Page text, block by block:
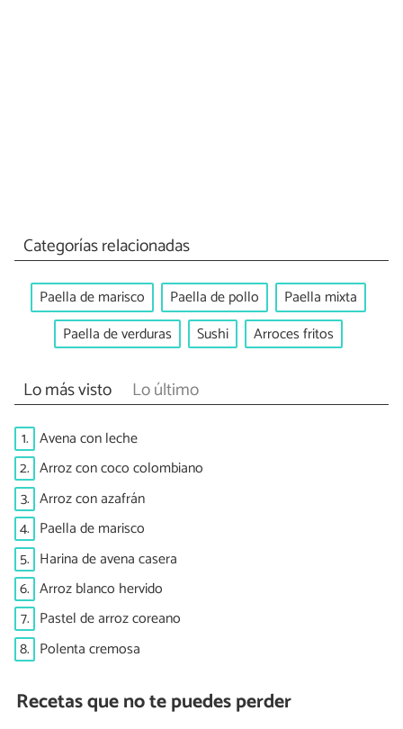
Categorías relacionadas
Paella de marisco Paella de pollo
Paella mixta
Paella de verduras
Sushi Arroces fritos
Lo más visto Lo último
1. Avena con leche
2. Arroz con coco colombiano
3. Arroz con azafrán
4. Paella de marisco
5. Harina de avena casera
6. Arroz blanco hervido
7. Pastel de arroz coreano
8. Polenta cremosa
Recetas que no te puedes perder